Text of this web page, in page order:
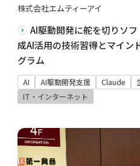
株式会社エムティーアイ
AI駆動開発に舵を切りソ
成AI活用の技術習得とマイン
グラム
AI AI駆動開発支援 Claude
IT・インターネット